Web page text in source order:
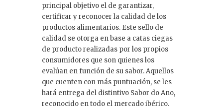
principal objetivo el de garantizar,
certificar y reconocer la calidad de los
productos alimentarios. Este sello de
calidad se otorga en base a catas ciegas
de producto realizadas por los propios
consumidores que son quienes los
evalúan en función de su sabor. Aquellos
que cuenten con más puntuación, se les
hará entrega del distintivo Sabor do Ano,
reconocido en todo el mercado ibérico.